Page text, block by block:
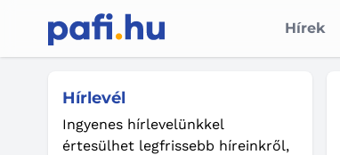
Hírek
Hírlevél
Ingyenes hírlevelünkkel
értesülhet legfrissebb híreinkről,